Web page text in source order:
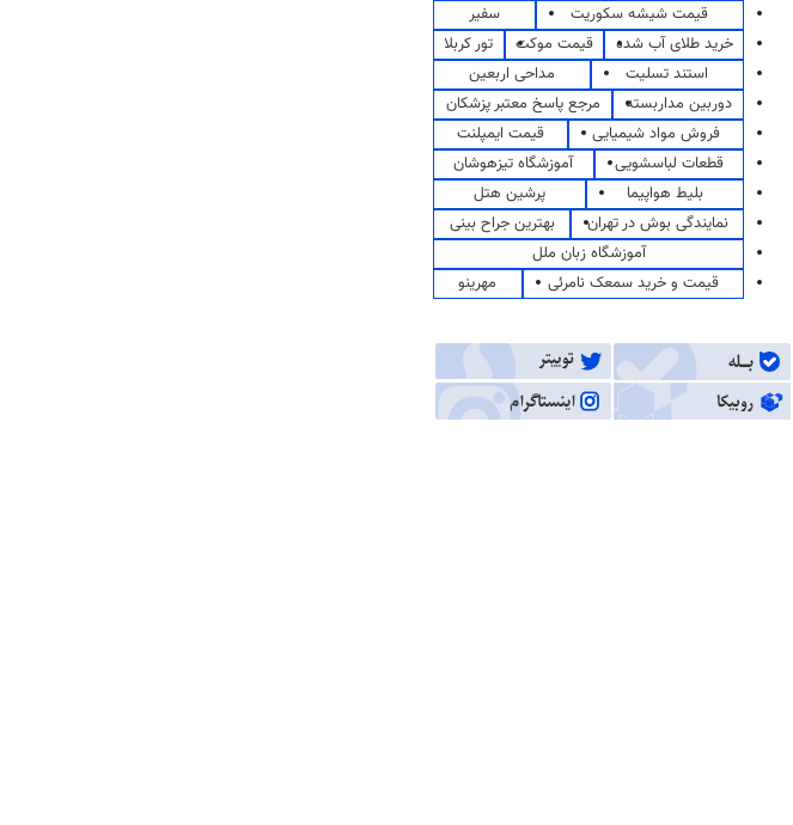
قیمت شیشه سکوریت
سفیر
خرید طلای آب شده
قیمت موکت
تور کربلا
استند تسلیت
مداحی اربعین
دوربین مداربسته
مرجع پاسخ معتبر پزشکان
فروش مواد شیمیایی
قیمت ایمپلنت
قطعات لباسشویی
آموزشگاه تیزهوشان
بلیط هواپیما
پرشین هتل
نمایندگی بوش در تهران
بهترین جراح بینی
آموزشگاه زبان ملل
قیمت و خرید سمعک نامرئی
مهرینو